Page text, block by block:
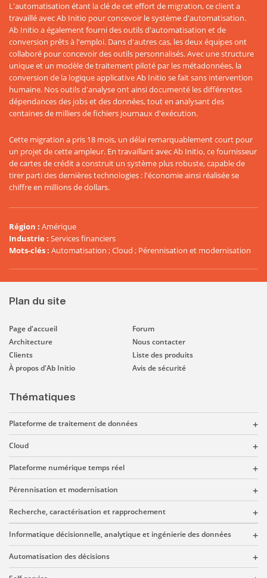
L'automatisation étant la clé de cet effort de migration, ce client a
travaillé avec Ab Initio pour concevoir le système d'automatisation.
Ab Initio a également fourni des outils d'automatisation et de
conversion prêts à l'emploi. Dans d'autres cas, les deux équipes ont
collaboré pour concevoir des outils personnalisés. Avec une structure
unique et un modèle de traitement piloté par les métadonnées, la
conversion de la logique applicative Ab Initio se fait sans intervention
humaine. Nos outils d'analyse ont ainsi documenté les différentes
dépendances des jobs et des données, tout en analysant des
centaines de milliers de fichiers journaux d'exécution.
Cette migration a pris 18 mois, un délai remarquablement court pour
un projet de cette ampleur. En travaillant avec Ab Initio, ce fournisseur
de cartes de crédit a construit un système plus robuste, capable de
tirer parti des dernières technologies : l'économie ainsi réalisée se
chiffre en millions de dollars.
Région : Amérique
Industrie : Services financiers
Mots-clés: Automatisation ; Cloud ; Pérennisation et modernisation
Plan du site
Page d'accueil
Architecture
Clients
À propos d'Ab Initio
Forum
Nous contacter
Liste des produits
Avis de sécurité
Thématiques
Plateforme de traitement de données
Cloud
Plateforme numérique temps réel
Pérennisation et modernisation
Recherche, caractérisation et rapprochement
Informatique décisionnelle, analytique et ingénierie des données
Automatisation des décisions